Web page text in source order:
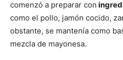
comenzó a preparar con
como el pollo, jamón cocido,
obstante, se mantenía como
mezcla de mayonesa.